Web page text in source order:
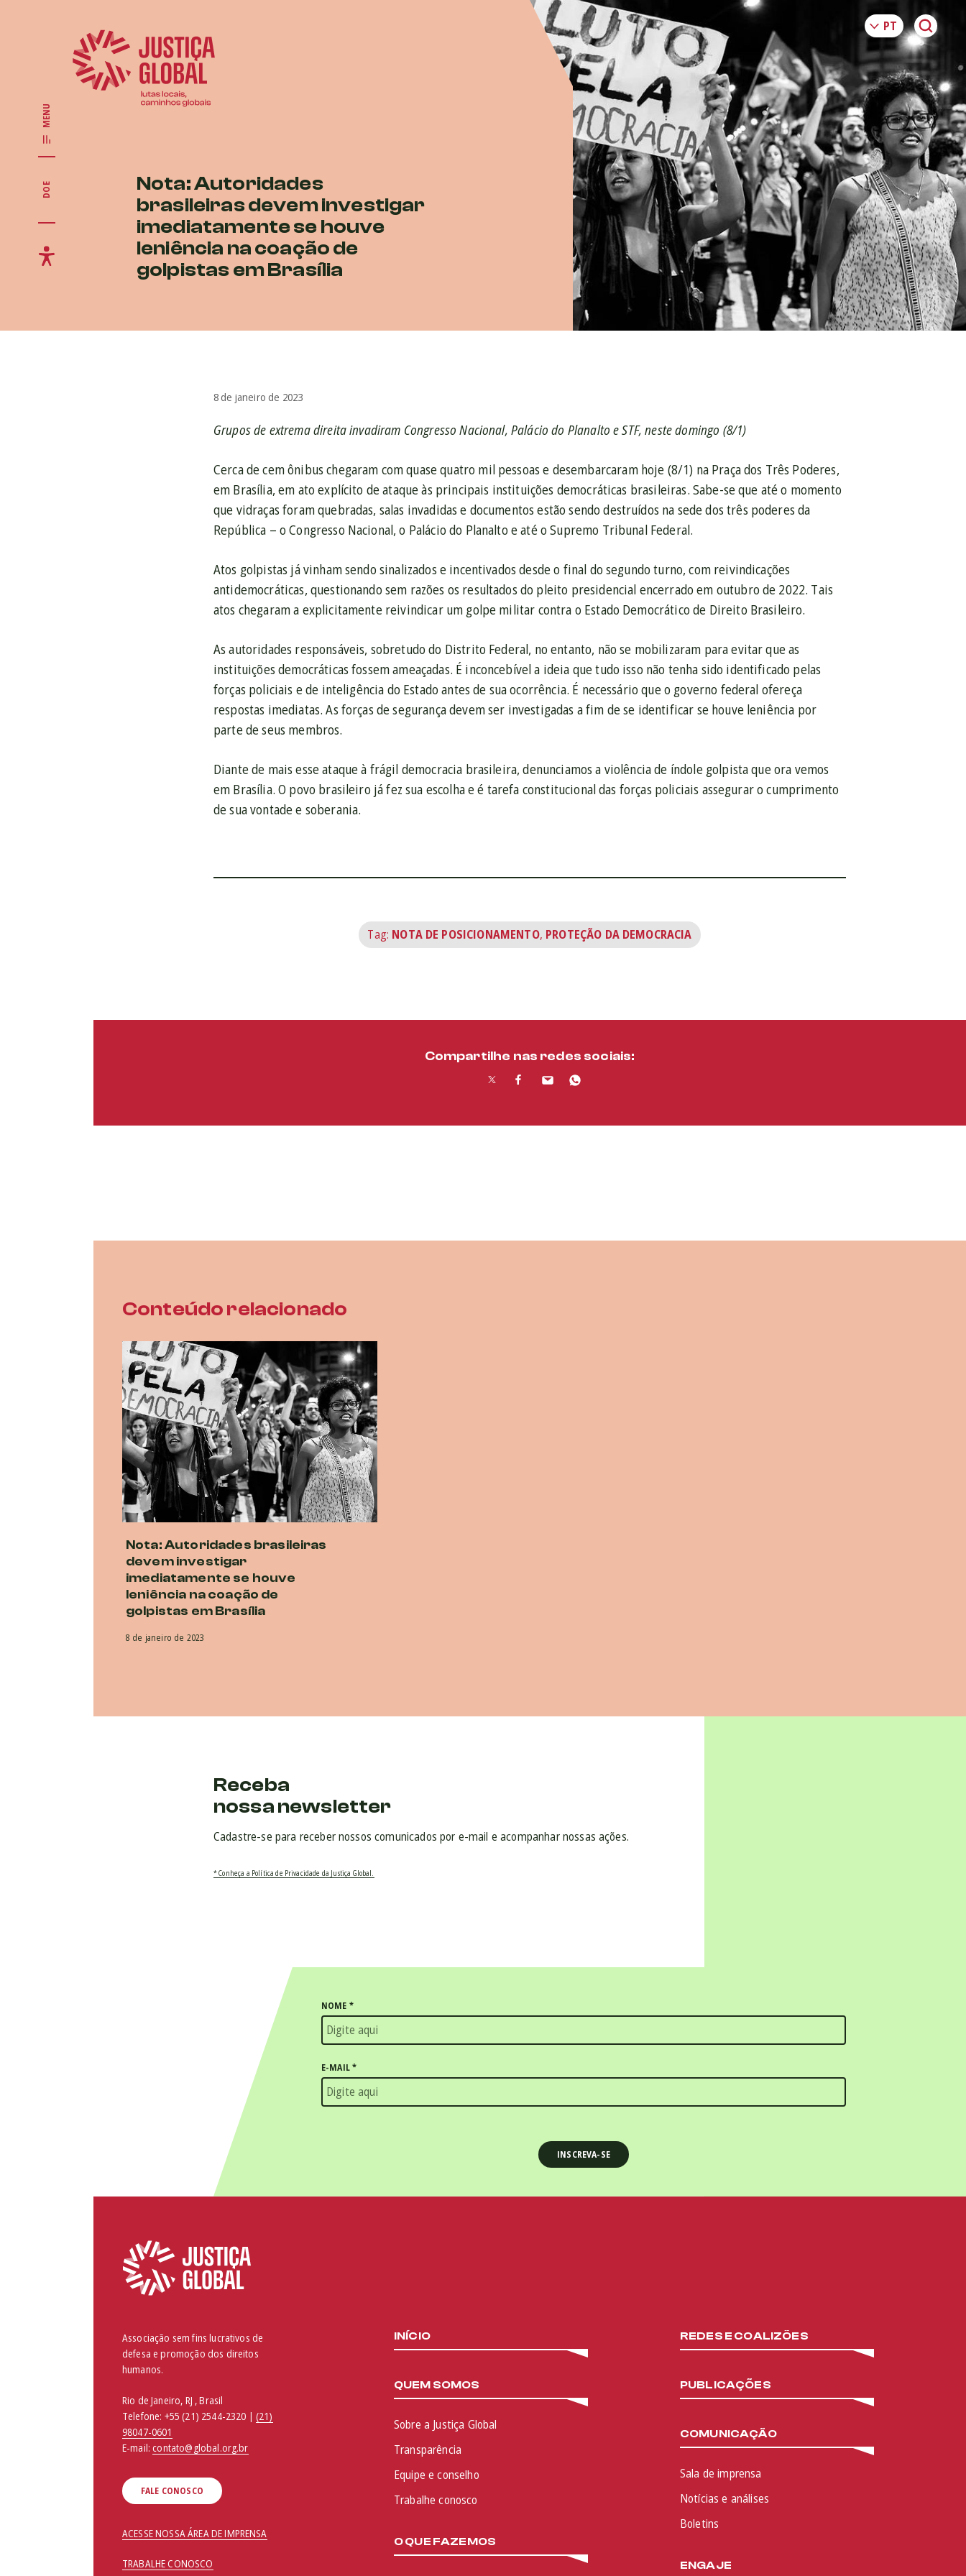
MENU
DOE
Nota: Autoridades
brasileiras devem investigar
imediatamente se houve
leniência na coação de
golpistas em Brasília
8 de janeiro de 2023
Grupos de extrema direita invadiram Congresso Nacional, Palácio do Planalto e STF, neste domingo (8/1)
Cerca de cem ônibus chegaram com quase quatro mil pessoas e desembarcaram hoje (8/1) na Praça dos Três Poderes,
em Brasília, em ato explícito de ataque às principais instituições democráticas brasileiras. Sabe-se que até o momento
que vidraças foram quebradas, salas invadidas e documentos estão sendo destruídos na sede dos três poderes da
República – o Congresso Nacional, o Palácio do Planalto e até o Supremo Tribunal Federal.
Atos golpistas já vinham sendo sinalizados e incentivados desde o final do segundo turno, com reivindicações
antidemocráticas, questionando sem razões os resultados do pleito presidencial encerrado em outubro de 2022. Tais
atos chegaram a explicitamente reivindicar um golpe militar contra o Estado Democrático de Direito Brasileiro.
As autoridades responsáveis, sobretudo do Distrito Federal, no entanto, não se mobilizaram para evitar que as
instituições democráticas fossem ameaçadas. É inconcebível a ideia que tudo isso não tenha sido identificado pelas
forças policiais e de inteligência do Estado antes de sua ocorrência. É necessário que o governo federal ofereça
respostas imediatas. As forças de segurança devem ser investigadas a fim de se identificar se houve leniência por
parte de seus membros.
Diante de mais esse ataque à frágil democracia brasileira, denunciamos a violência de índole golpista que ora vemos
em Brasília. O povo brasileiro já fez sua escolha e é tarefa constitucional das forças policiais assegurar o cumprimento
de sua vontade e soberania.
Tag: NOTA DE POSICIONAMENTO, PROTEÇÃO DA DEMOCRACIA
Compartilhe nas redes sociais:
Conteúdo relacionado
Nota: Autoridades brasileiras
devem investigar
imediatamente se houve
leniência na coação de
golpistas em Brasília
8 de janeiro de 2023
Receba
nossa newsletter
Cadastre-se para receber nossos comunicados por e-mail e acompanhar nossas ações.
* Conheça a Política de Privacidade da Justiça Global.
NOME *
E-MAIL*
Associação sem fins lucrativos de
defesa e promoção dos direitos
humanos.
Rio de Janeiro, RJ , Brasil
Telefone: +55 (21) 2544-2320 | (21)
98047-0601
E-mail:contato@global.org.br
FALE CONOSCO
ACESSE NOSSA ÁREA DE IMPRENSA
TRABALHE CONOSCO
INÍCIO
QUEM SOMOS
Sobre a Justiça Global
Transparência
Equipe e conselho
Trabalhe conosco
O QUE FAZEMOS
REDES E COALIZÕES
PUBLICAÇÕES
COMUNICAÇÃO
Sala de imprensa
Notícias e análises
Boletins
ENGAJE